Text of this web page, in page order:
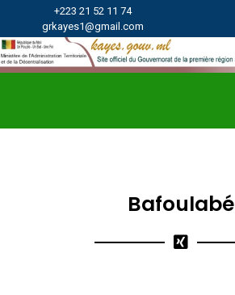
+223 21 52 11 74
grkayes1@gmail.com
Bafoulabé